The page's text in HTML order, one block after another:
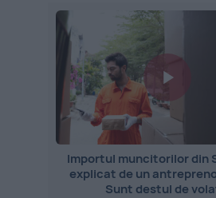
Importul muncitorilor din
explicat de un
Sunt destul de